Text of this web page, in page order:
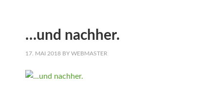
…und nachher.
17. MAI 2018 BYWEBMASTER